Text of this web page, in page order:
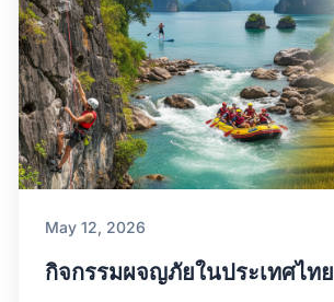
May 12, 2026
กิจกรรมผจญภัยในประเทศไทย